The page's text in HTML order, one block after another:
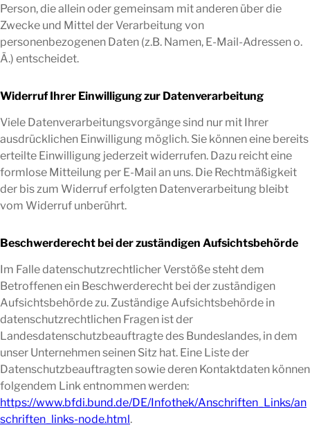
Person, die allein oder gemeinsam mit anderen über die
Zwecke und Mittel der Verarbeitung von
personenbezogenen Daten (z.B. Namen, E-Mail-Adressen o.
Ä.) entscheidet.
Widerruf Ihrer Einwilligung zur Datenverarbeitung
Viele Datenverarbeitungsvorgänge sind nur mit Ihrer
ausdrücklichen Einwilligung möglich. Sie können eine bereits
erteilte Einwilligung jederzeit widerrufen. Dazu reicht eine
formlose Mitteilung per E-Mail an uns. Die Rechtmäßigkeit
der bis zum Widerruf erfolgten Datenverarbeitung bleibt
vom Widerruf unberührt.
Beschwerderecht bei der zuständigen Aufsichtsbehörde
Im Falle datenschutzrechtlicher Verstöße steht dem
Betroffenen ein Beschwerderecht bei der zuständigen
Aufsichtsbehörde zu. Zuständige Aufsichtsbehörde in
datenschutzrechtlichen Fragen ist der
Landesdatenschutzbeauftragte des Bundeslandes, in dem
unser Unternehmen seinen Sitz hat. Eine Liste der
Datenschutzbeauftragten sowie deren Kontaktdaten können
folgendem Link entnommen werden:
https://www.bfdi.bund.de/DE/Infothek/Anschriften_Links/an
schriften_links-node.html.